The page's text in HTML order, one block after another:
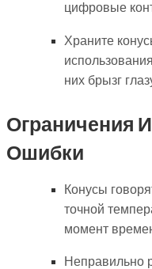
цифровые
Храните
них брызг
Ограничения
Ошибки
Конусы
точной
момент
Неправильно